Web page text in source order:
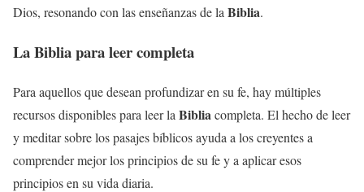
Dios, resonando con las enseñanzas de laBiblia.
LaBibliapara leer completa
Para aquellos que desean profundizar en su fe, hay múltiples
recursos disponibles para leer la Bibliacompleta. El hecho de leer
y meditar sobre los pasajes bíblicos ayuda a los creyentes a
comprender mejor los principios de su fe y a aplicar esos
principios en su vida diaria.